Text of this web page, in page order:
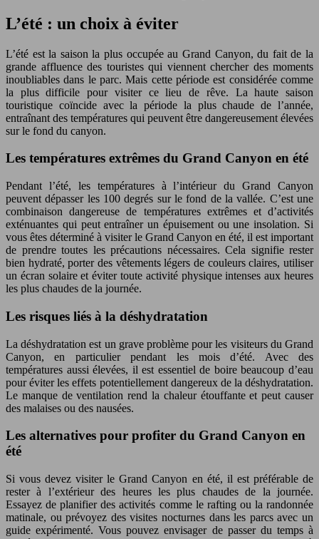
L’été : un choix à éviter
L’été est la saison la plus occupée au Grand Canyon, du fait de la
grande affluence des touristes qui viennent chercher des moments
inoubliables dans le parc. Mais cette période est considérée comme
la plus difficile pour visiter ce lieu de rêve. La haute saison
touristique coïncide avec la période la plus chaude de l’année,
entraînant des températures qui peuvent être dangereusement élevées
sur le fond du canyon.
Les températures extrêmes du Grand Canyon en été
Pendant l’été, les températures à l’intérieur du Grand Canyon
peuvent dépasser les 100 degrés sur le fond de la vallée. C’est une
combinaison dangereuse de températures extrêmes et d’activités
exténuantes qui peut entraîner un épuisement ou une insolation. Si
vous êtes déterminé à visiter le Grand Canyon en été, il est important
de prendre toutes les précautions nécessaires. Cela signifie rester
bien hydraté, porter des vêtements légers de couleurs claires, utiliser
un écran solaire et éviter toute activité physique intenses aux heures
les plus chaudes de la journée.
Les risques liés à la déshydratation
La déshydratation est un grave problème pour les visiteurs du Grand
Canyon, en particulier pendant les mois d’été. Avec des
températures aussi élevées, il est essentiel de boire beaucoup d’eau
pour éviter les effets potentiellement dangereux de la déshydratation.
Le manque de ventilation rend la chaleur étouffante et peut causer
des malaises ou des nausées.
Les alternatives pour profiter du Grand Canyon en
été
Si vous devez visiter le Grand Canyon en été, il est préférable de
rester à l’extérieur des heures les plus chaudes de la journée.
Essayez de planifier des activités comme le rafting ou la randonnée
matinale, ou prévoyez des visites nocturnes dans les parcs avec un
guide expérimenté. Vous pouvez envisager de passer du temps à